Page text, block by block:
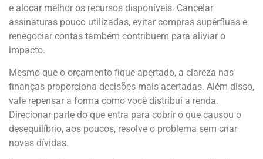
e alocar melhor os recursos disponíveis. Cancelar
assinaturas pouco utilizadas, evitar compras supérfluas e
renegociar contas também contribuem para aliviar o
impacto.
Mesmo que o orçamento fique apertado, a clareza nas
finanças proporciona decisões mais acertadas. Além disso,
vale repensar a forma como você distribui a renda.
Direcionar parte do que entra para cobrir o que causou o
desequilíbrio, aos poucos, resolve o problema sem criar
novas dívidas.